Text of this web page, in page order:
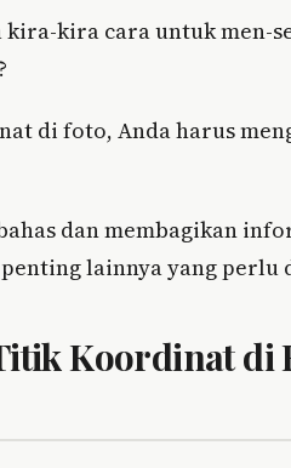
kira-kira cara untuk
di foto, Anda harus
dan membagikan
lainnya yang perlu
Koordinat di